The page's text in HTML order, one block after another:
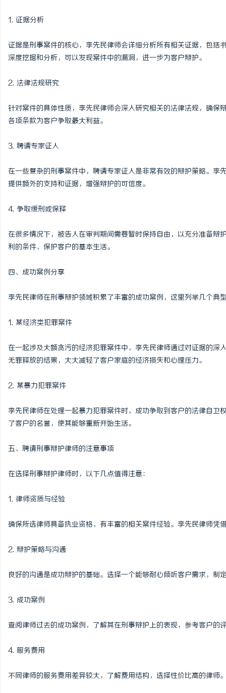
1. 证据分析
证据是刑事案件的核心，李先民律师会详细分析所有相关证据，包
深度挖掘和分析，可以发现案件中的漏洞，进一步为客户辩护。
2. 法律法规研究
针对案件的具体性质，李先民律师会深入研究相关的法律法规，确
各项条款为客户争取最大利益。
3. 聘请专家证人
在一些复杂的刑事案件中，聘请专家证人是非常有效的辩护策略。
提供额外的支持和证据，增强辩护的可信度。
4. 争取缓刑或保释
在很多情况下，被告人在审判期间需要暂时保持自由，以充分准备
利的条件，保护客户的基本生活。
四、成功案例分享
李先民律师在刑事辩护领域积累了丰富的成功案例，这里列举几个典
1. 某经济类犯罪案件
在一起涉及大额贪污的经济犯罪案件中，李先民律师通过对证据的
无罪释放的结果，大大减轻了客户家庭的经济损失和心理压力。
2. 某暴力犯罪案件
李先民律师在处理一起暴力犯罪案件时，成功争取到客户的法律自
了客户的名誉，使其能够重新开始生活。
五、聘请刑事辩护律师的注意事项
在选择刑事辩护律师时，以下几点值得注意：
1. 律师资质与经验
确保所选律师具备执业资格，有丰富的相关案件经验。李先民律师凭
2. 辩护策略与沟通
良好的沟通是成功辩护的基础。选择一个能够耐心倾听客户需求，制
3. 成功案例
查阅律师过去的成功案例，了解其在刑事辩护上的表现，参考客户的
4. 服务费用
不同律师的服务费用差异较大，了解费用结构，选择性价比高的律师